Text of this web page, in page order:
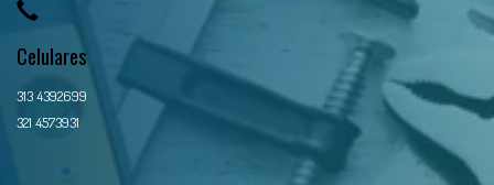
Celulares
313 4392699
321 4573931